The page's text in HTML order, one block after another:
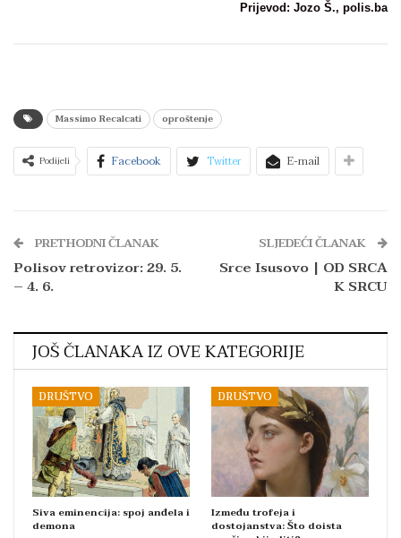
Prijevod: Jozo Š., polis.ba
Massimo Recalcati oproštenje
Podijeli Facebook Twitter E-mail
PRETHODNI ČLANAK
Polisov retrovizor: 29. 5.
– 4. 6.
SLJEDEĆI ČLANAK
Srce Isusovo | OD SRCA
K SRCU
JOŠ ČLANAKA IZ OVE KATEGORIJE
DRUŠTVO
Siva eminencija: spoj anđela i
demona
DRUŠTVO
Između trofeja i
dostojanstva: Što doista